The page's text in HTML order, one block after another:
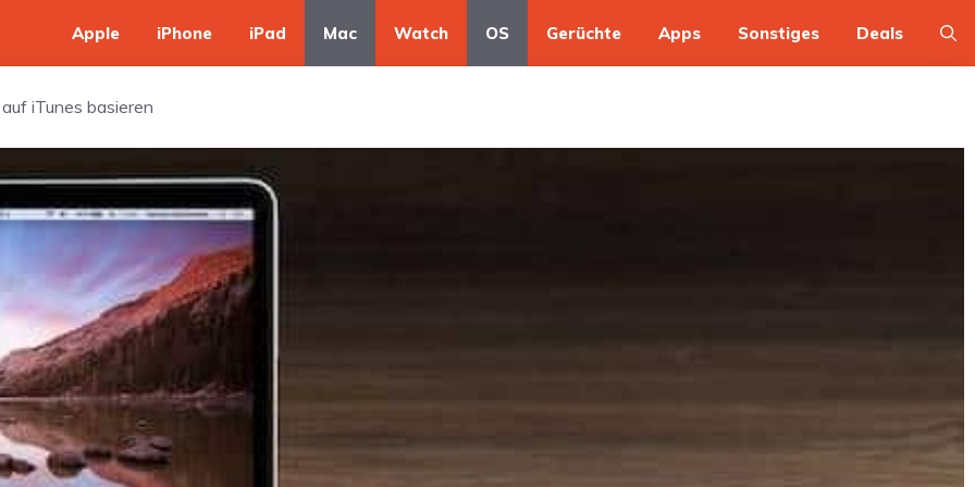
Apple iPhone iPad Mac Watch OS Gerüchte Apps Sonstiges Deals
iTunes basieren